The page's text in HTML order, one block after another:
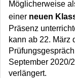
Möglicherweise
einer neuen
Präsenz
kann ab 22. März
September 2020/
verlängert.